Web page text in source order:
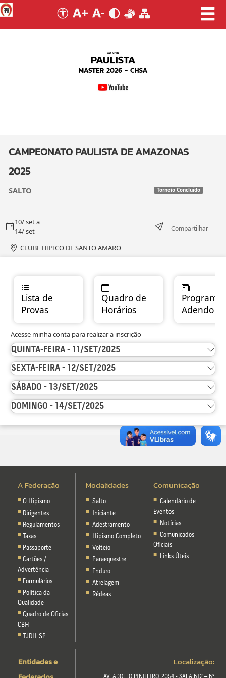
CAMPEONATO PAULISTA DE AMAZONAS
2025
SALTO Torneio Concluído
10/ set a
14/ set
Compartilhar
CLUBE HIPICO DE SANTO AMARO
Lista de
Provas
Quadro de
Horários
Adendo
Acesse minha conta para realizar a inscrição
QUINTA-FEIRA - 11/SET/2025
SEXTA-FEIRA - 12/SET/2025
SÁBADO - 13/SET/2025
DOMINGO - 14/SET/2025
A Federação
O Hipismo
Dirigentes
Regulamentos
Taxas
Passaporte
Cartões /
Advertência
Formulários
Política da
Qualidade
Quadro de Oficias
CBH
TJDH-SP
Modalidades
Salto
Iniciante
Adestramento
Hipismo Completo
Volteio
Paraequestre
Enduro
Atrelagem
Rédeas
Comunicação
Calendário de
Eventos
Notícias
Comunicados
Oficiais
Links Úteis
Entidades e
Localização: